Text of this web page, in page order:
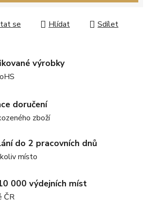
se Hlídat Sdílet
výrobky
doručení
zboží
do 2 pracovních dnů
místo
000 výdejních míst
ČR